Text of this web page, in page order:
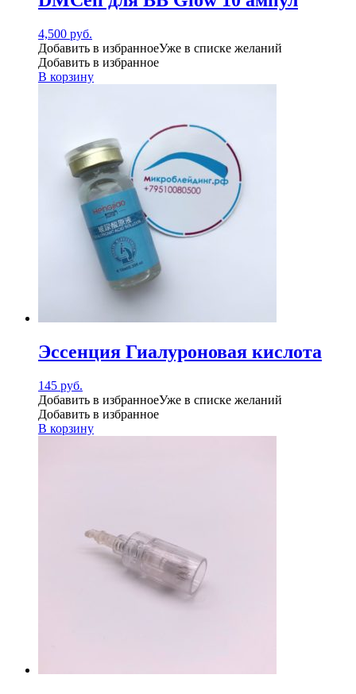
4,500 руб.
Добавить в избранноеУже в списке желаний
Добавить в избранное
В корзину
Эссенция Гиалуроновая кислота
145 руб.
Добавить в избранноеУже в списке желаний
Добавить в избранное
В корзину